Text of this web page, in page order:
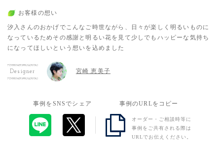
お客様の想い
汐入さんのおかげでこんなご時世ながら、日々が楽しく明るいものに
なっているためその感謝と明るい花を見て少しでもハッピーな気持ち
になってほしいという想いを込めました
Designer 宮崎 恵美子
事例をSNSでシェア 事例のURLをコピー
オーダー・ご相談時等に
事例をご共有される際は
URLでお伝えください。